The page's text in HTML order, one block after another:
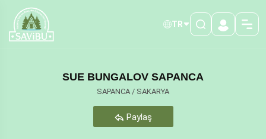
TR
SUE BUNGALOV SAPANCA
SAPANCA / SAKARYA
Paylaş